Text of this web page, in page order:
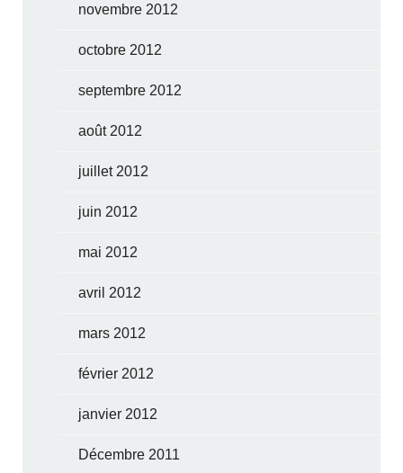
novembre 2012
octobre 2012
septembre 2012
août 2012
juillet 2012
juin 2012
mai 2012
avril 2012
mars 2012
février 2012
janvier 2012
Décembre 2011